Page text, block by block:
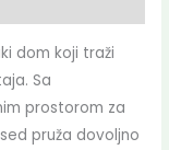
dom koji traži
Sa
prostorom za
pruža dovoljno